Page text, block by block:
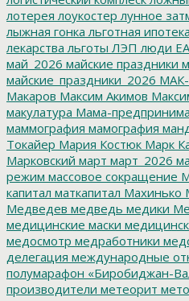
лотерея лоукостер лунное
лыжная гонка льготная ипотека
лекарства льготы ЛЭП люди
май_2026 майские праздники
майские_праздники_2026
Макаров Максим Акимов
макулатура Мама-
маммография мамография
Токайер Мария Костюк Марк
Марковский март март_2026
режим массовое сокращение
капитал маткапитал Махинько
Медведев медведь медики
медицинские маски
медосмотр медработники
делегация международные
полумарафон «Биробиджан-
производители метеорит